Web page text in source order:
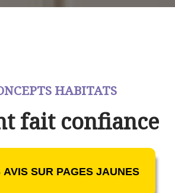
HABITATS
fait confiance
SUR PAGES JAUNES